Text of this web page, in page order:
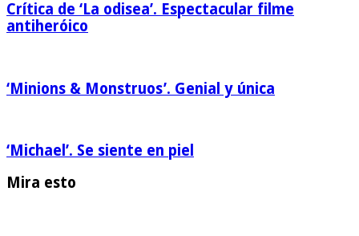
Crítica de ‘La odisea’. Espectacular filme
antiheróico
‘Minions & Monstruos’. Genial y única
‘Michael’. Se siente en piel
Mira esto